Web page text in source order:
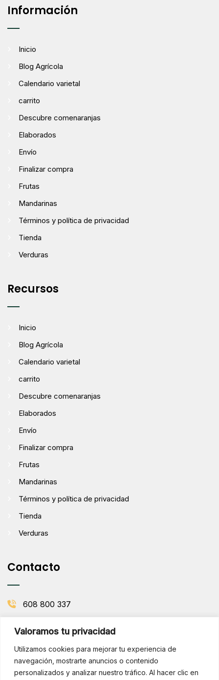
Valoramos tu privacidad
Utilizamos cookies para mejorar tu experiencia de
navegación, mostrarte anuncios o contenido
personalizados y analizar nuestro tráfico. Al hacer clic en
Información
Inicio
Blog Agrícola
Calendario varietal
carrito
Descubre comenaranjas
Elaborados
Envío
Finalizar compra
Frutas
Mandarinas
Términos y política de privacidad
Tienda
Verduras
Recursos
Inicio
Blog Agrícola
Calendario varietal
carrito
Descubre comenaranjas
Elaborados
Envío
Finalizar compra
Frutas
Mandarinas
Términos y política de privacidad
Tienda
Verduras
Contacto
608 800 337
Picanya, Valencia
BOLETÍN DE LA HUERTA